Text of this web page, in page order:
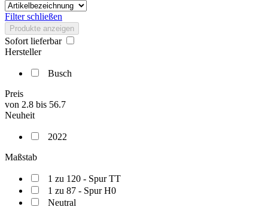
Filter schließen
Produkte anzeigen
Sofort lieferbar
Hersteller
Busch
Preis
von 2.8 bis 56.7
Neuheit
2022
Maßstab
1 zu 120 - Spur TT
1 zu 87 - Spur H0
Neutral